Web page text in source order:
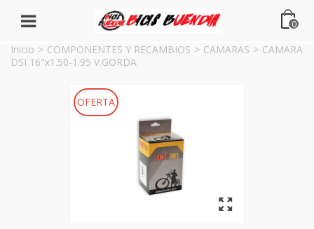
0
Inicio > COMPONENTES Y RECAMBIOS > CAMARAS > CAMARA
DSI 16"x1.50-1.95 V.GORDA
OFERTA